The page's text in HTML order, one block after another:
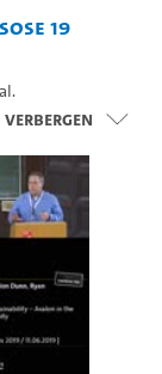
SoSe 19
Verbergen